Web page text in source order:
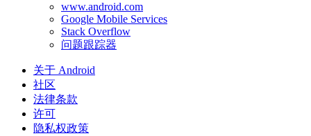
www.android.com
Google Mobile Services
Stack Overflow
问题跟踪器
关于 Android
社区
法律条款
许可
隐私权政策